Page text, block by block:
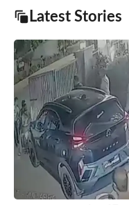
Latest Stories